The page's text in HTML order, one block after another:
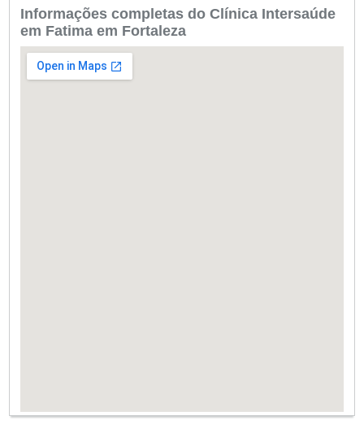
Informações completas do Clínica Intersaúde
em Fatima em Fortaleza